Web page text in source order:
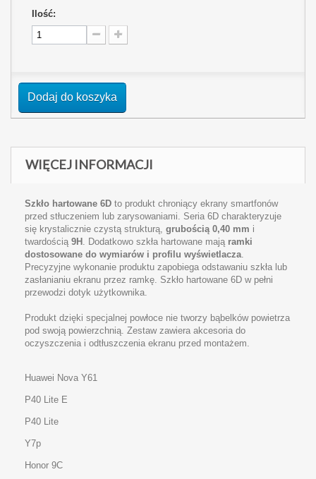
Ilość:
Dodaj do koszyka
WIĘCEJ INFORMACJI
Szkło hartowane 6D to produkt chroniący ekrany smartfonów
przed stłuczeniem lub zarysowaniami. Seria 6D charakteryzuje
się krystalicznie czystą strukturą, grubością 0,40 mm i
twardością 9H . Dodatkowo szkła hartowane mają ramki
dostosowane do wymiarów i profilu wyświetlacza
Precyzyjne wykonanie produktu zapobiega odstawaniu szkła lub
zasłanianiu ekranu przez ramkę. Szkło hartowane 6D w pełni
przewodzi dotyk użytkownika.
Produkt dzięki specjalnej powłoce nie tworzy bąbelków powietrza
pod swoją powierzchnią. Zestaw zawiera akcesoria do
oczyszczenia i odtłuszczenia ekranu przed montażem.
Huawei Nova Y61
P40 Lite E
P40 Lite
Y7p
Honor 9C